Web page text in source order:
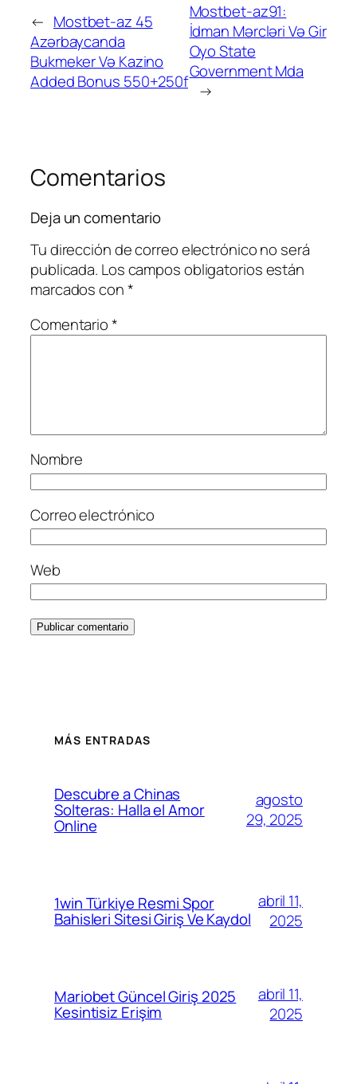
← Mostbet-az 45
Azərbaycanda
Bukmeker Və Kazino
Added Bonus 550+250f
Mostbet-az91:
İdman Mərcləri Və Gir
Oyo State
Government Mda
→
Comentarios
Deja un comentario
Tu dirección de correo electrónico no será
publicada. Los campos obligatorios están
marcados con*
Comentario*
Nombre
Correo electrónico
Web
MÁS ENTRADAS
Descubre a Chinas
Solteras: Halla el Amor
Online
agosto
29, 2025
1win Türkiye Resmi Spor
Bahisleri Sitesi Giriş Ve Kaydol
abril 11,
2025
Mariobet Güncel Giriş 2025
Kesintisiz Erişim
abril 11,
2025